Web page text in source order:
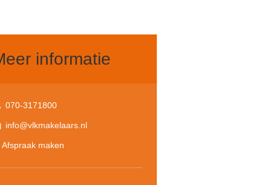
informatie
070-3171800
info@vlkmakelaars.nl
Afspraak maken